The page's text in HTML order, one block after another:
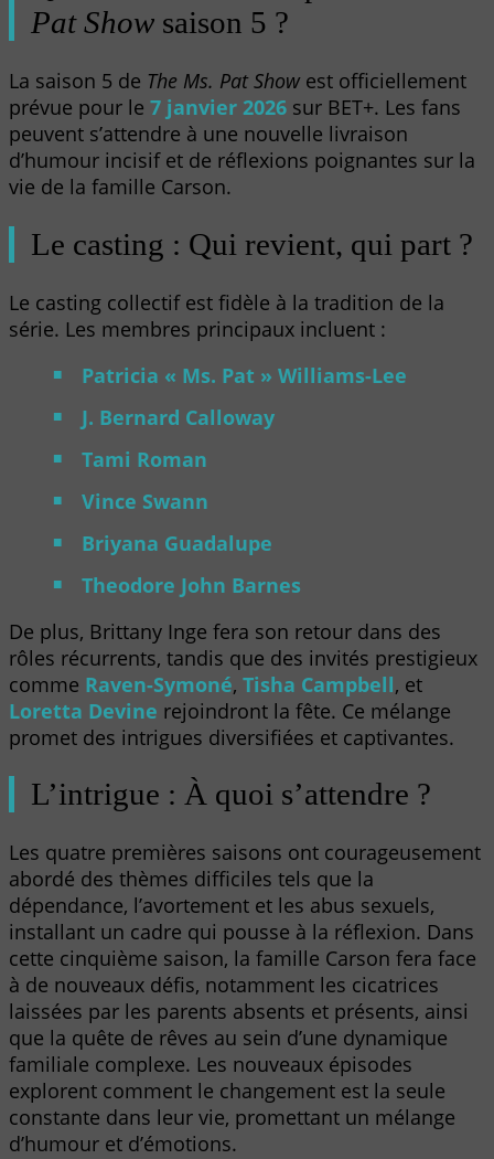
Pat Show saison 5 ?
La saison 5 de The Ms. Pat Showest officiellement
prévue pour le 7 janvier 2026 sur BET+. Les fans
peuvent s’attendre à une nouvelle livraison
d’humour incisif et de réflexions poignantes sur la
vie de la famille Carson.
Le casting : Qui revient, qui part ?
Le casting collectif est fidèle à la tradition de la
série. Les membres principaux incluent :
Patricia « Ms. Pat » Williams-Lee
J. Bernard Calloway
Tami Roman
Vince Swann
Briyana Guadalupe
Theodore John Barnes
De plus, Brittany Inge fera son retour dans des
rôles récurrents, tandis que des invités prestigieux
comme Raven-Symoné, Tisha Campbell, et
Loretta Devine rejoindront la fête. Ce mélange
promet des intrigues diversifiées et captivantes.
L’intrigue : À quoi s’attendre ?
Les quatre premières saisons ont courageusement
abordé des thèmes difficiles tels que la
dépendance, l’avortement et les abus sexuels,
installant un cadre qui pousse à la réflexion. Dans
cette cinquième saison, la famille Carson fera face
à de nouveaux défis, notamment les cicatrices
laissées par les parents absents et présents, ainsi
que la quête de rêves au sein d’une dynamique
familiale complexe. Les nouveaux épisodes
explorent comment le changement est la seule
constante dans leur vie, promettant un mélange
d’humour et d’émotions.